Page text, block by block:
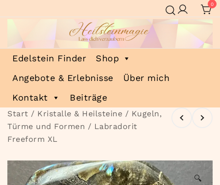
Inhalt
0
Heilsteinmagie
Lass dich verzaubern
Edelstein Finder
Shop
Angebote & Erlebnisse
Über mich
Kontakt
Beiträge
Start / Kristalle & Heilsteine / Kugeln,
Türme und Formen / Labradorit
Freeform XL
🔍